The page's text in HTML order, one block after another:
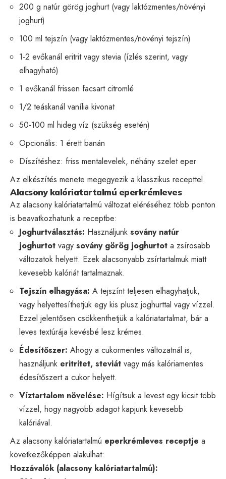
200 g natúr görög joghurt (vagy laktózmentes/növényi
joghurt)
100 ml tejszín (vagy laktózmentes/növényi tejszín)
1-2 evőkanál eritrit vagy stevia (ízlés szerint, vagy
elhagyható)
1 evőkanál frissen facsart citromlé
1/2 teáskanál vanília kivonat
50-100 ml hideg víz (szükség esetén)
Opcionális: 1 érett banán
Díszítéshez: friss mentalevelek, néhány szelet eper
Az elkészítés menete megegyezik a klasszikus recepttel.
Alacsony kalóriatartalmú eperkrémleves
Az alacsony kalóriatartalmú változat eléréséhez több ponton
is beavatkozhatunk a receptbe:
Joghurtválasztás: Használjunk sovány natúr
joghurtot vagy sovány görög joghurtot a zsírosabb
változatok helyett. Ezek alacsonyabb zsírtartalmuk miatt
kevesebb kalóriát tartalmaznak.
Tejszín elhagyása: A tejszínt teljesen elhagyhatjuk,
vagy helyettesíthetjük egy kis plusz joghurttal vagy vízzel.
Ezzel jelentősen csökkenthetjük a kalóriatartalmat, bár a
leves textúrája kevésbé lesz krémes.
Édesítőszer: Ahogy a cukormentes változatnál is,
használjunk eritritet, steviát vagy más kalóriamentes
édesítőszert a cukor helyett.
Víztartalom növelése: Hígítsuk a levest egy kicsit több
vízzel, hogy nagyobb adagot kapjunk kevesebb
kalóriával.
Az alacsony kalóriatartalmú eperkrémleves receptje a
következőképpen alakulhat:
Hozzávalók (alacsony kalóriatartalmú):